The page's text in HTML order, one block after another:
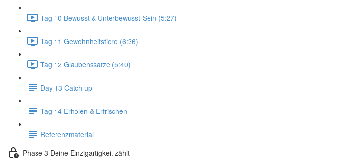
Tag 10 Bewusst & Unterbewusst-Sein (5:27)
Tag 11 Gewohnheitstiere (6:36)
Tag 12 Glaubenssätze (5:40)
Day 13 Catch up
Tag 14 Erholen & Erfrischen
Referenzmaterial
Phase 3 Deine Einzigartigkeit zählt